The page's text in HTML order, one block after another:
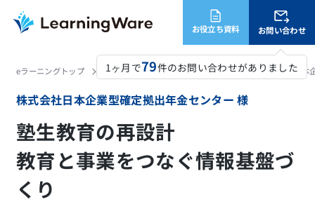
お役立ち資料 お問い合わせ
1ヶ月で79件のお問い合わせがありました
eラーニングトップ LearningWare 活用事例・導入実績 株式会社日本
株式会社日本企業型確定拠出年金センター 様
塾生教育の再設計
教育と事業をつなぐ情報基盤づ
くり